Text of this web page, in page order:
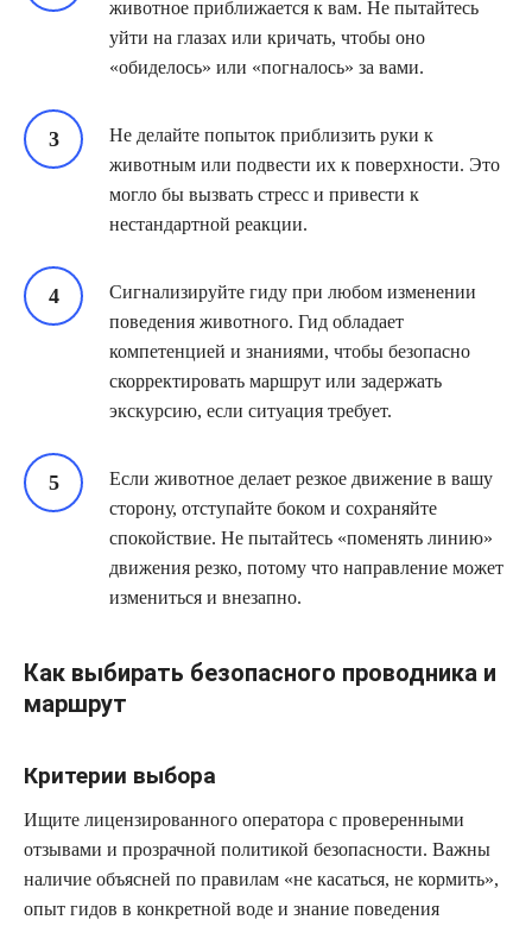
животное приближается к вам. Не пытайтесь
уйти на глазах или кричать, чтобы оно
«обиделось» или «погналось» за вами.
Не делайте попыток приблизить руки к
животным или подвести их к поверхности. Это
могло бы вызвать стресс и привести к
нестандартной реакции.
Сигнализируйте гиду при любом изменении
поведения животного. Гид обладает
компетенцией и знаниями, чтобы безопасно
скорректировать маршрут или задержать
экскурсию, если ситуация требует.
Если животное делает резкое движение в вашу
сторону, отступайте боком и сохраняйте
спокойствие. Не пытайтесь «поменять линию»
движения резко, потому что направление может
измениться и внезапно.
Как выбирать безопасного проводника и
маршрут
Критерии выбора
Ищите лицензированного оператора с проверенными
отзывами и прозрачной политикой безопасности. Важны
наличие объясней по правилам «не касаться, не кормить»,
опыт гидов в конкретной воде и знание поведения